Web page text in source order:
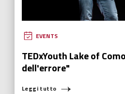
EVENTS
TEDxYouth Lake of
dell'errore"
Leggi tutto